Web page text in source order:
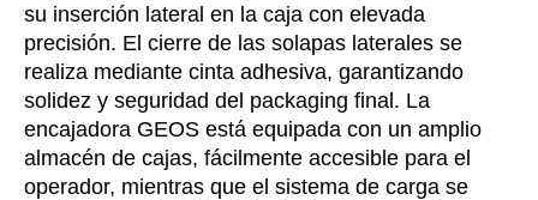
su inserción lateral en la caja con elevada
precisión. El cierre de las solapas laterales se
realiza mediante cinta adhesiva, garantizando
solidez y seguridad del packaging final. La
encajadora GEOS está equipada con un amplio
almacén de cajas, fácilmente accesible para el
operador, mientras que el sistema de carga se